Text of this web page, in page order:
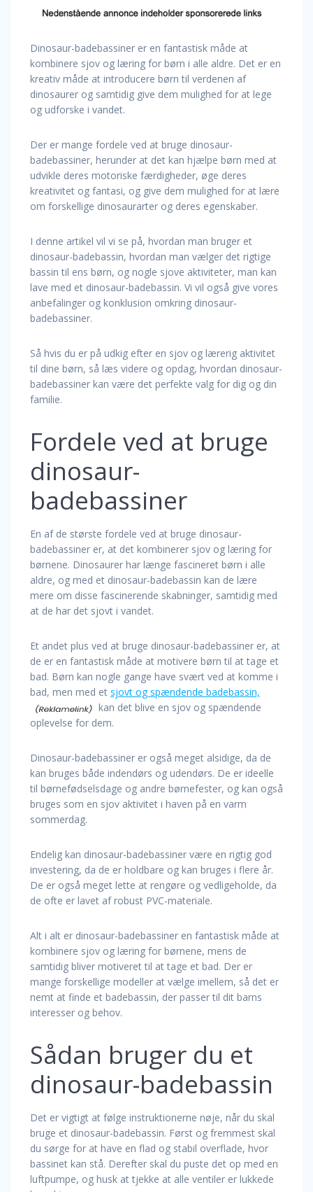
Dinosaur-badebassiner er en fantastisk måde at
kombinere sjov og læring for børn i alle aldre. Det er en
kreativ måde at introducere børn til verdenen af
dinosaurer og samtidig give dem mulighed for at lege
og udforske i vandet.
Der er mange fordele ved at bruge dinosaur-
badebassiner, herunder at det kan hjælpe børn med at
udvikle deres motoriske færdigheder, øge deres
kreativitet og fantasi, og give dem mulighed for at lære
om forskellige dinosaurarter og deres egenskaber.
I denne artikel vil vi se på, hvordan man bruger et
dinosaur-badebassin, hvordan man vælger det rigtige
bassin til ens børn, og nogle sjove aktiviteter, man kan
lave med et dinosaur-badebassin. Vi vil også give vores
anbefalinger og konklusion omkring dinosaur-
badebassiner.
Så hvis du er på udkig efter en sjov og lærerig aktivitet
til dine børn, så læs videre og opdag, hvordan dinosaur-
badebassiner kan være det perfekte valg for dig og din
familie.
Fordele ved at bruge
dinosaur-
badebassiner
En af de største fordele ved at bruge dinosaur-
badebassiner er, at det kombinerer sjov og læring for
børnene. Dinosaurer har længe fascineret børn i alle
aldre, og med et dinosaur-badebassin kan de lære
mere om disse fascinerende skabninger, samtidig med
at de har det sjovt i vandet.
Et andet plus ved at bruge dinosaur-badebassiner er, at
de er en fantastisk måde at motivere børn til at tage et
bad. Børn kan nogle gange have svært ved at komme i
bad, men med et sjovt og spændende badebassin,
kan det blive en sjov og spændende
oplevelse for dem.
Dinosaur-badebassiner er også meget alsidige, da de
kan bruges både indendørs og udendørs. De er ideelle
til børnefødselsdage og andre børnefester, og kan også
bruges som en sjov aktivitet i haven på en varm
sommerdag.
Endelig kan dinosaur-badebassiner være en rigtig god
investering, da de er holdbare og kan bruges i flere år.
De er også meget lette at rengøre og vedligeholde, da
de ofte er lavet af robust PVC-materiale.
Alt i alt er dinosaur-badebassiner en fantastisk måde at
kombinere sjov og læring for børnene, mens de
samtidig bliver motiveret til at tage et bad. Der er
mange forskellige modeller at vælge imellem, så det er
nemt at finde et badebassin, der passer til dit barns
interesser og behov.
Sådan bruger du et
dinosaur-badebassin
Det er vigtigt at følge instruktionerne nøje, når du skal
bruge et dinosaur-badebassin. Først og fremmest skal
du sørge for at have en flad og stabil overflade, hvor
bassinet kan stå. Derefter skal du puste det op med en
luftpumpe, og husk at tjekke at alle ventiler er lukkede